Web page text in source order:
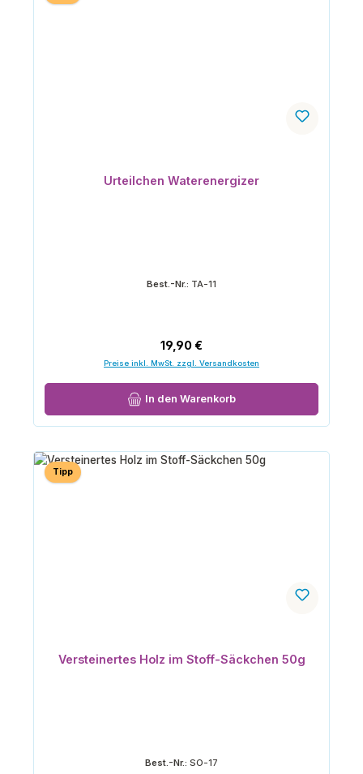
Urteilchen Waterenergizer
Best.-Nr.: TA-11
Regulärer Preis:
19,90 €
Preise inkl. MwSt. zzgl. Versandkosten
In den Warenkorb
Tipp
Versteinertes Holz im Stoff-Säckchen 50g
Best.-Nr.: SO-17